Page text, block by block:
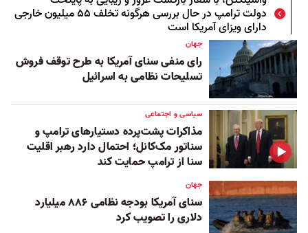
دولت ترامپ در حال بررسی هرگونه تخلف ۵۵ میلیون خارجی
دارای ویزای آمریکا است
جهان
رای منفی سنای آمریکا به طرح توقف فروش
تسلیحات نظامی به اسرائیل
سیاسی و اجتماعی
مذاکرات پشت‌پرده دستیارهای ترامپ و
سناتور مک‌کانل؛ احتمال دارد رهبر اقلیت
سنا از ترامپ حمایت کند
جهان
سنای آمریکا بودجه نظامی ۸۸۶ میلیارد
دلاری را تصویب کرد